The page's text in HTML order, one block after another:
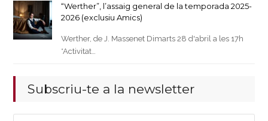
“Werther”, l’assaig general de la temporada 2025-
2026 (exclusiu Amics)
Werther, de J. Massenet Dimarts 28 d'abril a les 17h
*Activitat…
Subscriu-te a la newsletter